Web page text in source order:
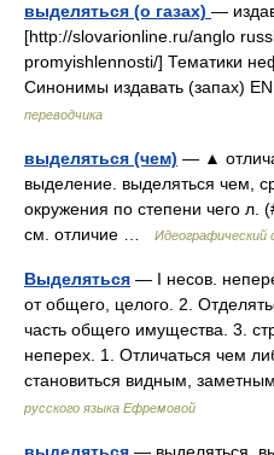
выделяться (о газах) —
[http://slovarionline.ru/anglo
promyishlennosti/] Тематики
Синонимы издавать (запах)
переводчика
выделяться (чем) — ▲
выделение. выделяться чем,
окружения по степени чего
см. отличие …
Идеографический
Выделяться — I несов.
от общего, целого. 2.
часть общего имущества. 3.
неперех. 1. Отличаться чем
становиться видным,
русского языка Ефремовой